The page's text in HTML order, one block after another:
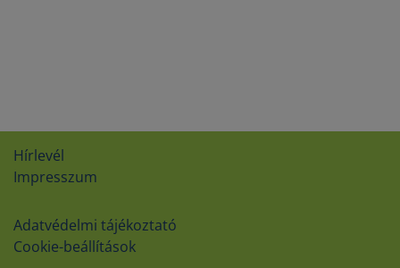
Hírlevél
Impresszum
Adatvédelmi tájékoztató
Cookie-beállítások